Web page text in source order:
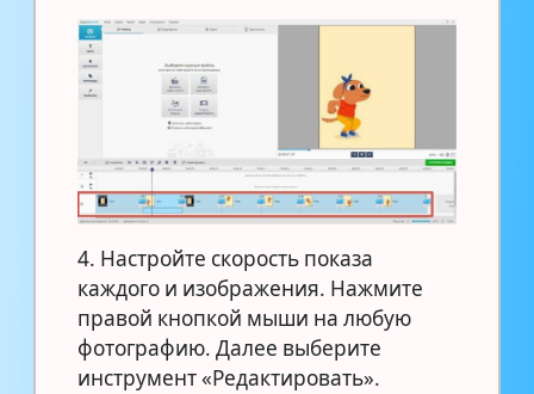
4. Настройте скорость показа
каждого и изображения. Нажмите
правой кнопкой мыши на любую
фотографию. Далее выберите
инструмент «Редактировать».